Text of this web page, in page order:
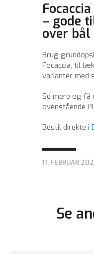
– gode
over bål
Brug
Focaccia, til
varianter med
Se mere og få
ovenstående
Bestil direkte i
11. FEBRUAR
Se